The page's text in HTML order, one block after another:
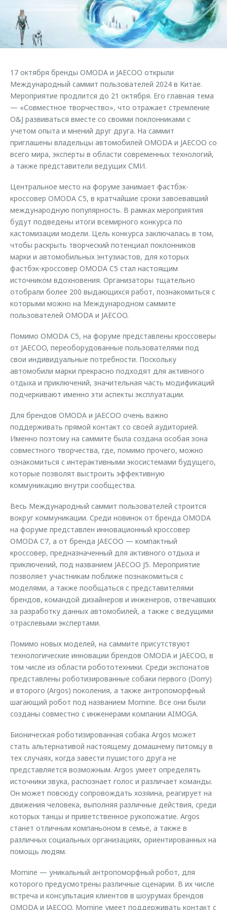
Страхование
Кредитный калькулятор
Аксессуары
Оригинальные аксессуары
Запчасти
Трейд-ин
Калькулятор трейд-ин
Клиентская поддержка
O&J Автоклуб
Клуб владельцев OMODA
Аксессуары
Одежда и сувениры
Оригинальные аксессуары
Запчасти
Обратная связь
17 октября бренды OMODA и JAECOO открыли
Международный саммит пользователей 2024 в Китае.
Мероприятие продлится до 21 октября. Его главная тема
— «Совместное творчество», что отражает стремление
O&J развиваться вместе со своими поклонниками с
учетом опыта и мнений друг друга. На саммит
приглашены владельцы автомобилей OMODA и JAECOO со
всего мира, эксперты в области современных технологий,
а также представители ведущих СМИ.
Центральное место на форуме занимает фастбэк-
кроссовер OMODA C5, в кратчайшие сроки завоевавший
международную популярность. В рамках мероприятия
будут подведены итоги всемирного конкурса по
кастомизации модели. Цель конкурса заключалась в том,
чтобы раскрыть творческий потенциал поклонников
марки и автомобильных энтузиастов, для которых
фастбэк-кроссовер OMODA C5 стал настоящим
источником вдохновения. Организаторы тщательно
отобрали более 200 выдающихся работ, познакомиться с
которыми можно на Международном саммите
пользователей OMODA и JAECOO.
Помимо OMODA C5, на форуме представлены кроссоверы
от JAECOO, переоборудованные пользователями под
свои индивидуальные потребности. Поскольку
автомобили марки прекрасно подходят для активного
отдыха и приключений, значительная часть модификаций
подчеркивают именно эти аспекты эксплуатации.
Для брендов OMODA и JAECOO очень важно
поддерживать прямой контакт со своей аудиторией.
Именно поэтому на саммите была создана особая зона
совместного творчества, где, помимо прочего, можно
ознакомиться с интерактивными экосистемами будущего,
которые позволят выстроить эффективную
коммуникацию внутри сообщества.
Весь Международный саммит пользователей строится
вокруг коммуникации. Среди новинок от бренда OMODA
на форуме представлен инновационный кроссовер
OMODA C7, а от бренда JAECOO — компактный
кроссовер, предназначенный для активного отдыха и
приключений, под названием JAECOO J5. Мероприятие
позволяет участникам поближе познакомиться с
моделями, а также пообщаться с представителями
брендов, командой дизайнеров и инженеров, отвечавших
за разработку данных автомобилей, а также с ведущими
отраслевыми экспертами.
Помимо новых моделей, на саммите присутствуют
технологические инновации брендов OMODA и JAECOO, в
том числе из области робототехники. Среди экспонатов
представлены роботизированные собаки первого (Dorry)
и второго (Argos) поколения, а также антропоморфный
шагающий робот под названием Mornine. Все они были
созданы совместно с инженерами компании AIMOGA.
Бионическая роботизированная собака Argos может
стать альтернативой настоящему домашнему питомцу в
тех случаях, когда завести пушистого друга не
представляется возможным. Argos умеет определять
источники звука, распознает голос и различает команды.
Он может повсюду сопровождать хозяина, реагирует на
движения человека, выполняя различные действия, среди
которых танцы и приветственное рукопожатие. Argos
станет отличным компаньоном в семье, а также в
различных социальных организациях, ориентированных на
помощь людям.
Mornine — уникальный антропоморфный робот, для
которого предусмотрены различные сценарии. В их числе
встреча и консультация клиентов в шоурумах брендов
OMODA и JAECOO. Mornine умеет поддерживать контакт с